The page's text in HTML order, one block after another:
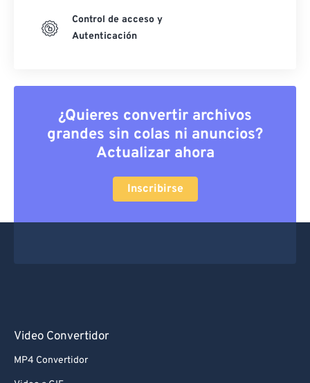
Control de acceso y
Autenticación
¿Quieres convertir archivos
grandes sin colas ni anuncios?
Actualizar ahora
Inscribirse
Video Convertidor
MP4 Convertidor